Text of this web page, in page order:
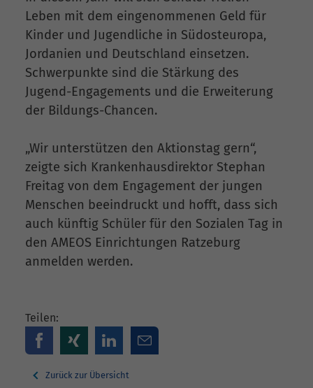
Leben mit dem eingenommenen Geld für
Kinder und Jugendliche in Südosteuropa,
Jordanien und Deutschland einsetzen.
Schwerpunkte sind die Stärkung des
Jugend-Engagements und die Erweiterung
der Bildungs-Chancen.
„Wir unterstützen den Aktionstag gern“,
zeigte sich Krankenhausdirektor Stephan
Freitag von dem Engagement der jungen
Menschen beeindruckt und hofft, dass sich
auch künftig Schüler für den Sozialen Tag in
den AMEOS Einrichtungen Ratzeburg
anmelden werden.
Teilen:
Zurück zur Übersicht